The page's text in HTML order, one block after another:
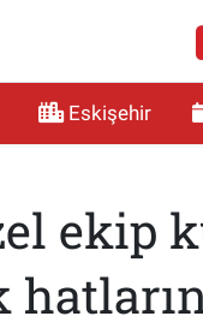
Eskişehir
ekip